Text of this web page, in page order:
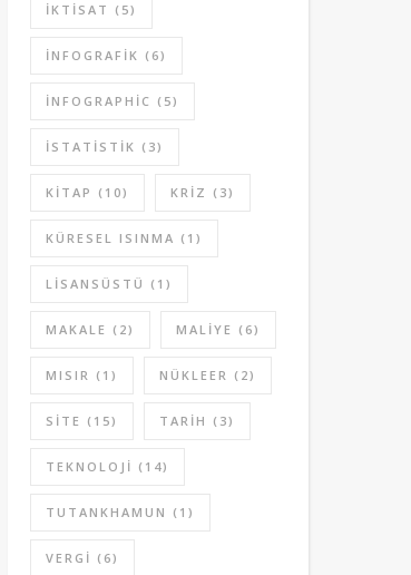
IKTISAT (5)
INFOGRAFIK (6)
INFOGRAPHIC (5)
ISTATISTIK (3)
KITAP (10) KRIZ (3)
KÜRESEL ISINMA (1)
LISANSÜSTÜ (1)
MAKALE (2) MALIYE (6)
MISIR (1) NÜKLEER (2)
SITE (15) TARIH (3)
TEKNOLOJI (14)
TUTANKHAMUN (1)
VERGI (6)